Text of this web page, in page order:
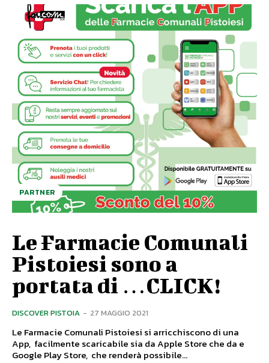
PARTNER
Le Farmacie Comunali
Pistoiesi sono a
portata di …CLICK!
DISCOVER PISTOIA - 27 MAGGIO 2021
Le Farmacie Comunali Pistoiesi si arricchiscono di una
App, facilmente scaricabile sia da Apple Store che da e
Google Play Store, che renderà possibile...